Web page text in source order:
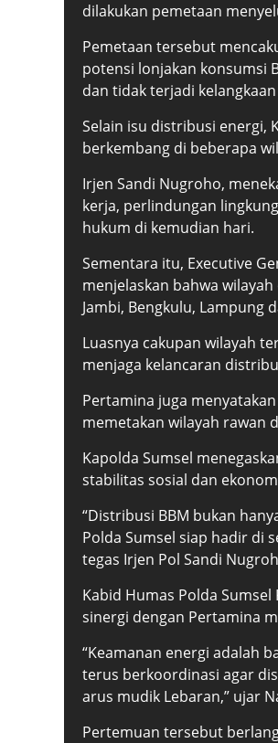
dilakukan pemetaan
Pemetaan tersebut
potensi lonjakan konsumsi
dan tidak terjadi
Selain isu distribusi energi,
berkembang di beberapa
Irjen Sandi Nugroho,
kerja, perlindungan
hukum di kemudian hari.
Sementara itu, Executive
menjelaskan bahwa
Jambi, Bengkulu, Lampung
Luasnya cakupan wilayah
menjaga kelancaran
Pertamina juga
memetakan wilayah rawan
Kapolda Sumsel
stabilitas sosial dan
“Distribusi BBM bukan
Polda Sumsel siap hadir di
tegas Irjen Pol Sandi
Kabid Humas Polda Sumsel
sinergi dengan Pertamina
“Keamanan energi adalah
terus berkoordinasi agar
arus mudik Lebaran,” ujar
Pertemuan tersebut